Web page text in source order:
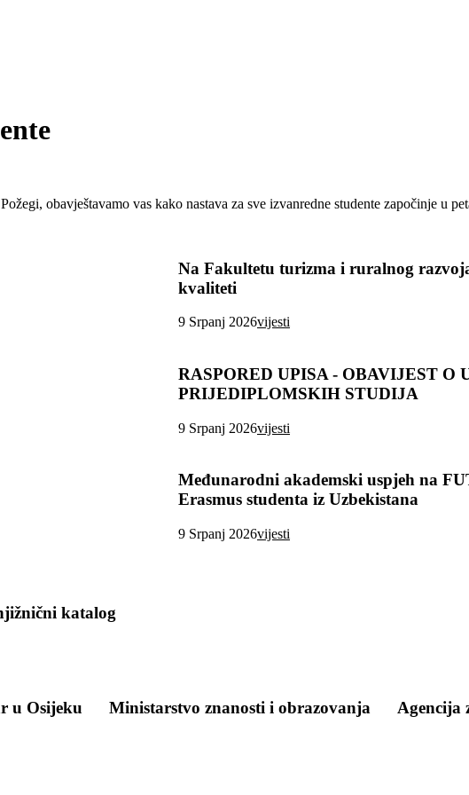
obavještavamo vas kako nastava za sve izvanredne studente započinje u
Na Fakultetu turizma i ruralnog
kvaliteti
9 Srpanj 2026vijesti
RASPORED UPISA - OBAVIJEST O
PRIJEDIPLOMSKIH STUDIJA
9 Srpanj 2026vijesti
Međunarodni akademski uspjeh na
Erasmus studenta iz Uzbekistana
9 Srpanj 2026vijesti
katalog
u Osijeku Ministarstvo znanosti i obrazovanja Agencija